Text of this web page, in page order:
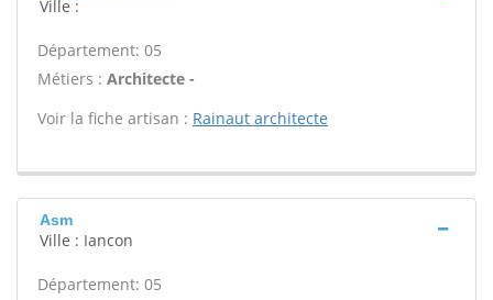
Ville :
Département: 05
Métiers : Architecte -
Voir la fiche artisan : Rainaut architecte
Asm
Ville : Iancon
Département: 05